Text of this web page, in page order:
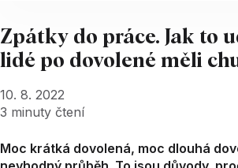
Zpátky do práce. Jak to
lidé po dovolené měli
10. 8. 2022
3 minuty čtení
Moc krátká dovolená, moc dlouhá